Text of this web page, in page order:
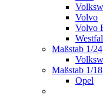
Volvo
Volvo
Maßstab 1/24
Maßstab 1/18
Opel